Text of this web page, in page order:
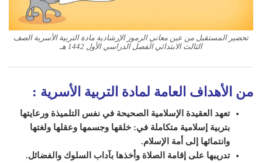
تحضير المستقبل من عين معاني الرموز الإرشادية مادة التربية الأسرية الصف
الثالث الابتدائي الفصل الدراسي الأول 1442 هـ
من الأهداف العامة لمادة التربية الأسرية :
تعهد العقيدة الإسلامية الصحيحة في نفس التلميذة ورعايتها
بتربية إسلامية متكاملة في: خلقها وجسمها وعقلها ولغتها
وانتمائها إلى أمة الإسلام.
تدريبها على إقامة الصلاة وأخذها بآداب السلوك والفضائل.